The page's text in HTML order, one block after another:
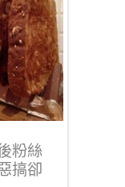
粉絲
搞卻